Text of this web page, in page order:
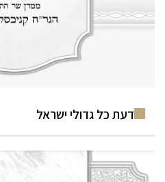
דעת כל גדולי ישראל